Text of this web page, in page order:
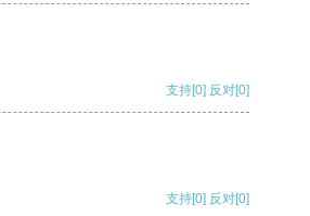
支持[0] 反对[0]
支持[0] 反对[0]